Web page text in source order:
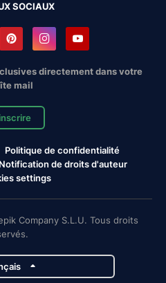
SOCIAUX
directement dans votre
mail
Politique de confidentialité
Notification de droits d'auteur
settings
Company S.L.U. Tous droits